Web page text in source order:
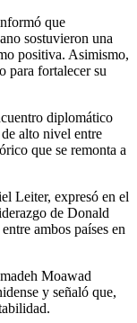
que
sostuvieron una
positiva. Asimismo,
para fortalecer su
diplomático
alto nivel entre
que se remonta a
Leiter, expresó en el
de Donald
ambos países en
Moawad
y señaló que,